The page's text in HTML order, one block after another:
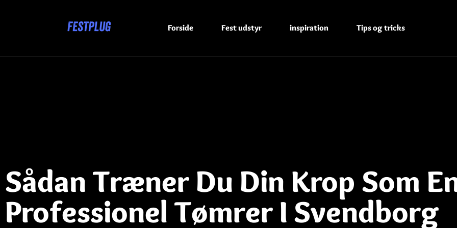
Forside Fest udstyr inspiration Tips og tricks
Sådan Træner Du Din Krop Som
Professionel Tømrer I Svendborg